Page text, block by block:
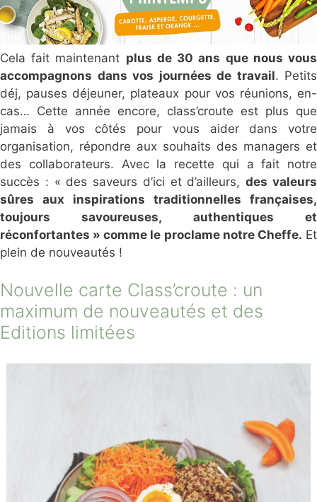
Cela fait maintenant plus de 30 ans que nous vous
accompagnons dans vos journées de travail. Petits
déj, pauses déjeuner, plateaux pour vos réunions, en-
cas… Cette année encore, class’croute est plus que
jamais à vos côtés pour vous aider dans votre
organisation, répondre aux souhaits des managers et
des collaborateurs. Avec la recette qui a fait notre
succès : « des saveurs d’ici et d’ailleurs,des valeurs
sûres aux inspirations traditionnelles françaises,
toujours savoureuses, authentiques et
réconfortantes » comme le proclame notre Cheffe. Et
plein de nouveautés !
Nouvelle carte Class’croute : un
maximum de nouveautés et des
Editions limitées